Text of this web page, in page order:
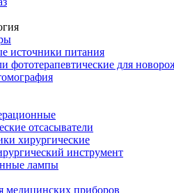
источники питания
фототерапевтические для
отсасыватели
хирургические
инструмент
лампы
медицинских приборов